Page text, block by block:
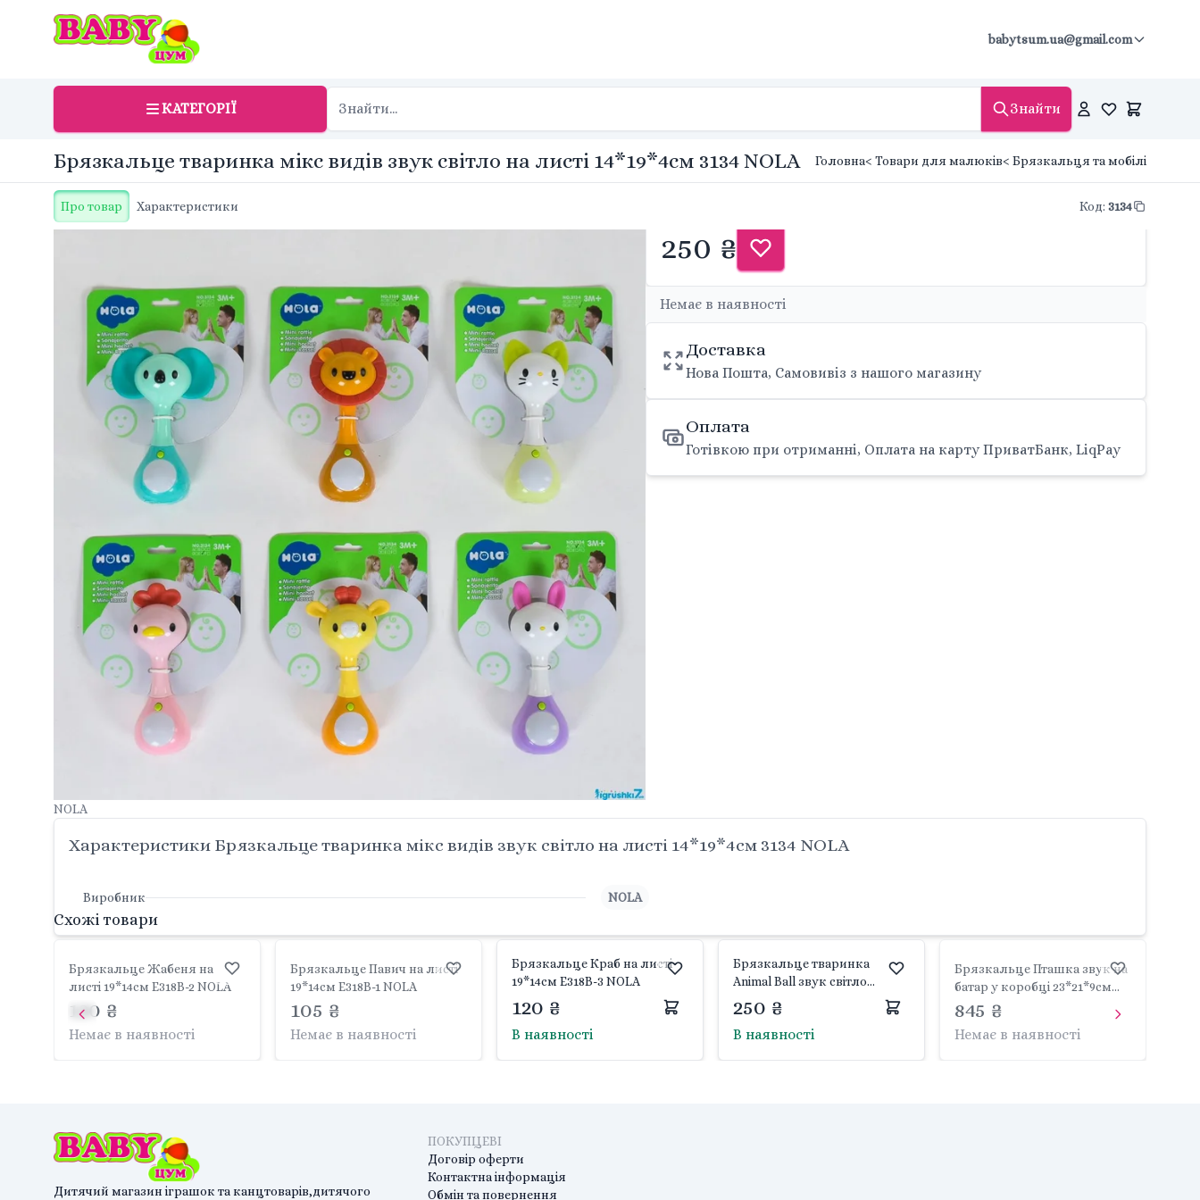
babytsum.ua@gmail.com
КАТЕГОРІЇ Знайти
Брязкальце тваринка мікс видів звук світло на листі 14*19*4см 3134 NOLA Головна< Товари для малюків< Брязкальця та мобілі
Про товар Характеристики Код: 3134
NOLA
250 ₴
Немає в наявності
Доставка
Нова Пошта, Самовивіз з нашого магазину
Оплата
Готівкою при отриманні, Оплата на карту ПриватБанк, LiqPay
Характеристики Брязкальце тваринка мікс видів звук світло на листі 14*19*4см 3134 NOLA
Виробник NOLA
Схожі товари
Брязкальце Жабеня на
листі 19*14см E318B-2 NOLA
120 ₴
Немає в наявності
Брязкальце Павич на листі
19*14см E318B-1 NOLA
105 ₴
Немає в наявності
Брязкальце Краб на листі
19*14см E318B-3 NOLA
120 ₴
В наявності
Брязкальце тваринка
Animal Ball звук світло
коробка 16*11*13см N6040
Китай
250 ₴
В наявності
Брязкальце Пташка звук на
батар у коробці 23*21*9см
E995A NOLA
845 ₴
Немає в наявності
Дитячий магазин іграшок та канцтоварів,дитячого
ПОКУПЦЕВІ
Договір оферти
Контактна інформація
Обмін та повернення